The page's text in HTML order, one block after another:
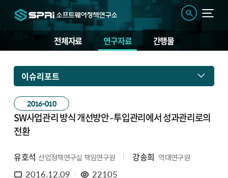
전체자료 연구자료 간행물
이슈리포트
2016-010
SW사업관리 방식 개선방안 - 투입관리에서 성과관리로의
전환
유호석 산업정책연구실 책임연구원 강송희 역대연구원
2016.12.09 22105